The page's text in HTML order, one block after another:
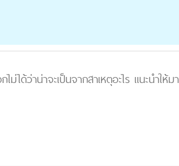
ด้ว่าน่าจะเป็นจากสาเหตุอะไร แนะนำให้